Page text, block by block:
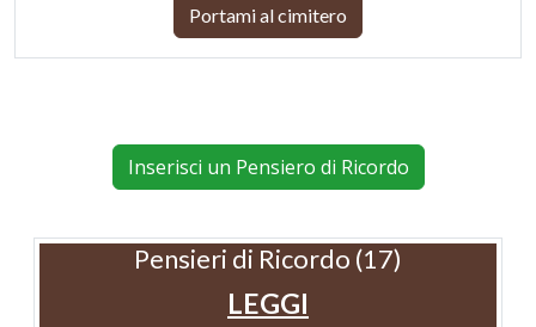
Portami al cimitero
Inserisci un Pensiero di Ricordo
Pensieri di Ricordo (17)
LEGGI